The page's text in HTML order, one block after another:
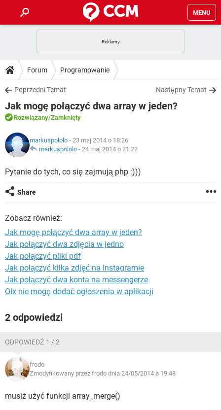
MENU
GRY WHATSAPP
SPOTIFY
INSTAGRAM FACEBOOK
WINDOWS 10
PORADY
PlayStation
SPOTIFY
INSTAGRAM
WINDOWS 10
DO POBRANIA
ANDROID TIKTOK
GRY
IOS NETFLIX
INSTAGRAM
WINDOWS 10
FORUM
COVID-19
GRY WHATSAPP
ARTYKUŁY
COVID-19
GRY WHATSAPP
SPOTIFY
Forum Programowanie
Poprzedni Temat Następny Temat
Jak mogę połączyć dwa array w jeden?
Rozwiązany/Zamknięty
markuspololo - 23 maj 2014 o 18:26
markuspololo - 24 maj 2014 o 21:22
Pytanie do tych, co się zajmują php :)))
Share
Zobacz również:
Jak mogę połączyć dwa array w jeden?
Jak połączyć dwa zdjęcia w jedno
Jak połączyć pliki pdf
Jak połączyć kilka zdjęć na Instagramie
Jak połączyć dwa konta na messengerze
Olx nie mogę dodać ogłoszenia w aplikacji
2 odpowiedzi
ODPOWIEDŹ 1 / 2
frodo
Zmodyfikowany przez frodo dnia 24/05/2014 à 19:48
musiż użyć funkcji array_merge()